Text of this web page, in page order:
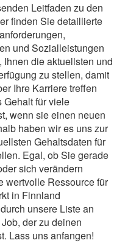
Leitfaden zu den
finden Sie detaillierte
und Sozialleistungen
die aktuellsten und
zu stellen, damit
Ihre Karriere treffen
Gehalt für viele
wenn sie einen neuen
haben wir es uns zur
Gehaltsdaten für
Egal, ob Sie gerade
sich verändern
wertvolle Ressource für
in Finnland
unsere Liste an
der zu deinen
Lass uns anfangen!